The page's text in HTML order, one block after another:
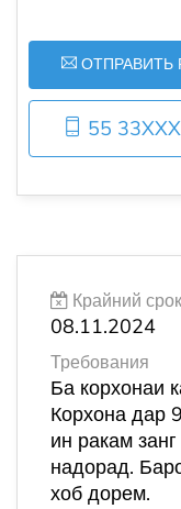
ОТПРАВИТЬ
55
Крайний
08.11.2024
Требования
Ба корхонаи
Корхона дар
ин ракам
надорад.
хоб дорем.